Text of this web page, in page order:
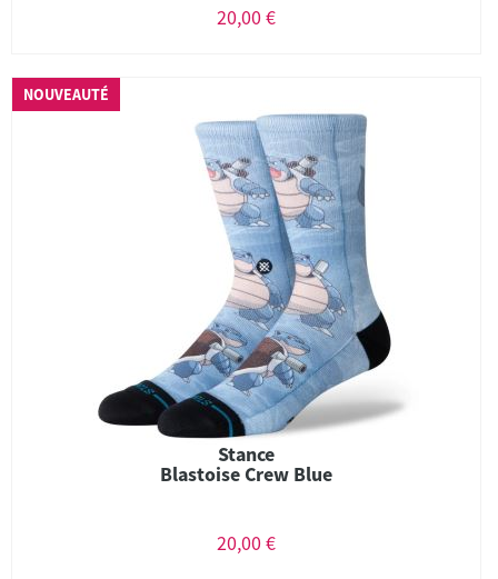
20,00 €
NOUVEAUTÉ
Stance
Blastoise Crew Blue
20,00 €